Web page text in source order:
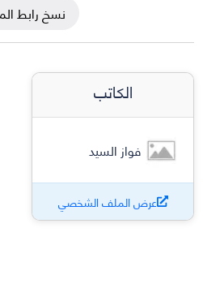
نسخ رابط
الكاتب
فواز السيد
عرض الملف الشخصي